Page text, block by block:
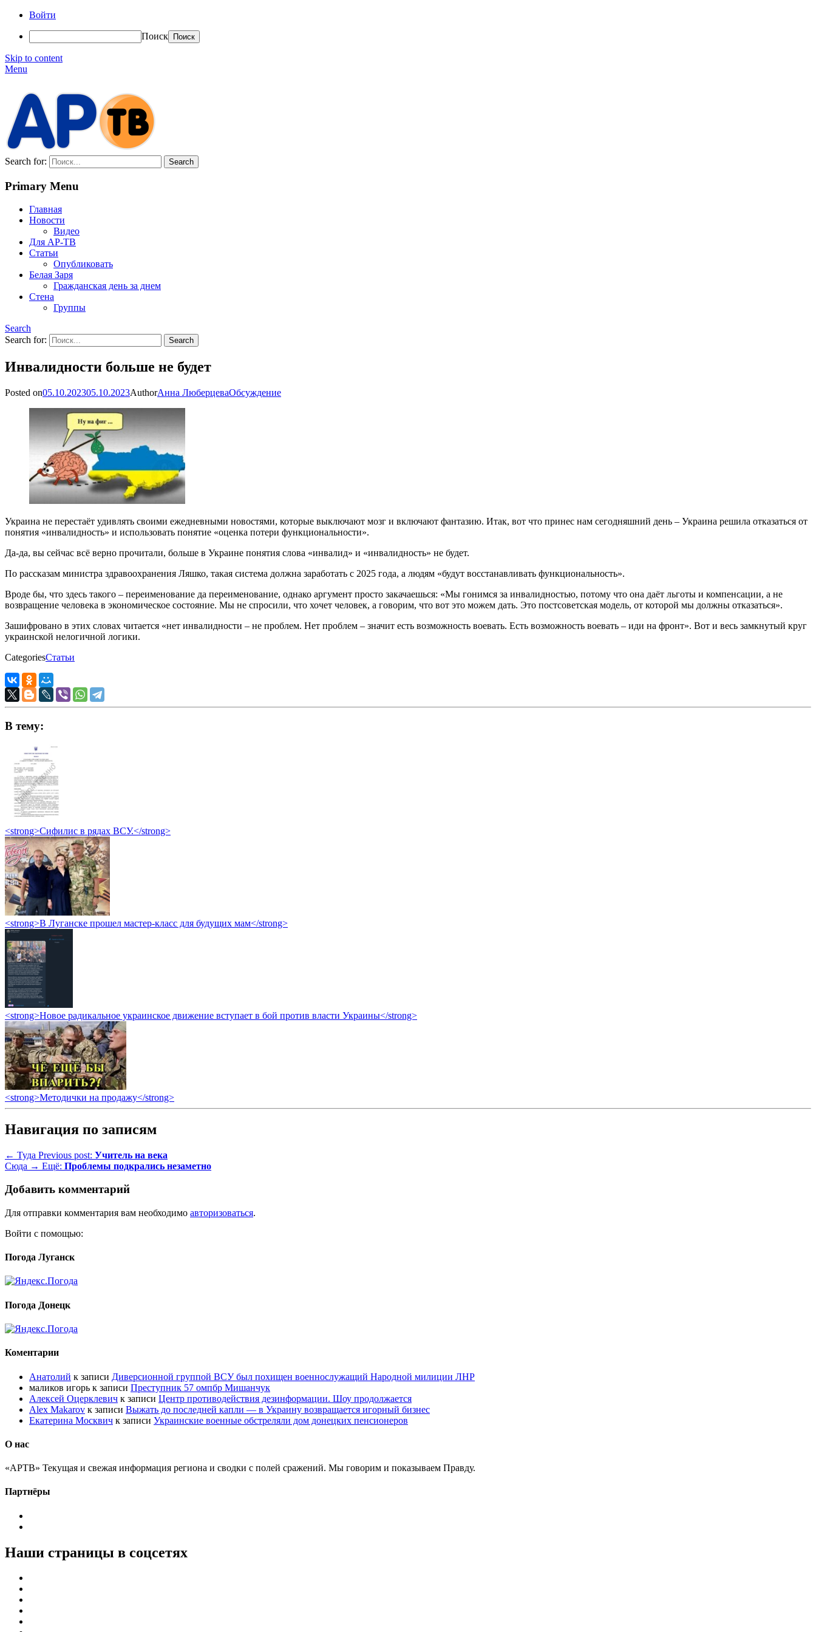
Войти
Поиск
Skip to content
Menu
Search for:
Primary Menu
Главная
Новости
Видео
Для АР-ТВ
Статьи
Опубликовать
Белая Заря
Гражданская день за днем
Стена
Группы
Search
Search for:
Инвалидности больше не будет
Posted on05.10.202305.10.2023AuthorАнна ЛюберцеваОбсуждение
Украина не перестаёт удивлять своими ежедневными новостями, которые выключают мозг и включают фантазию. Итак, вот что принес нам сегодняшний день – Украина решила отказаться от
понятия «инвалидность» и использовать понятие «оценка потери функциональности».
Да-да, вы сейчас всё верно прочитали, больше в Украине понятия слова «инвалид» и «инвалидность» не будет.
По рассказам министра здравоохранения Ляшко, такая система должна заработать с 2025 года, а людям «будут восстанавливать функциональность».
Вроде бы, что здесь такого – переименование да переименование, однако аргумент просто закачаешься: «Мы гонимся за инвалидностью, потому что она даёт льготы и компенсации, а не
возвращение человека в экономическое состояние. Мы не спросили, что хочет человек, а говорим, что вот это можем дать. Это постсоветская модель, от которой мы должны отказаться».
Зашифровано в этих словах читается «нет инвалидности – не проблем. Нет проблем – значит есть возможность воевать. Есть возможность воевать – иди на фронт». Вот и весь замкнутый круг
украинской нелогичной логики.
CategoriesСтатьи
В тему:
<strong>Сифилис в рядах ВСУ.</strong>
<strong>В Луганске прошел мастер-класс для будущих мам</strong>
<strong>Новое радикальное украинское движение вступает в бой против власти Украины</strong>
<strong>Методички на продажу</strong>
Навигация по записям
← Туда Previous post: Учитель на века
Сюда → Ещё: Проблемы подкрались незаметно
Добавить комментарий
Для отправки комментария вам необходимо авторизоваться.
Войти с помощью:
Погода Луганск
Погода Донецк
Коментарии
Анатолий к записи Диверсионной группой ВСУ был похищен военнослужащий Народной милиции ЛНР
маликов игорь к записи Преступник 57 омпбр Мишанчук
Алексей Оцерклевич к записи Центр противодействия дезинформации. Шоу продолжается
Alex Makarov к записи Выжать до последней капли — в Украину возвращается игорный бизнес
Екатерина Москвич к записи Украинские военные обстреляли дом донецких пенсионеров
О нас
«АРТВ» Текущая и свежая информация региона и сводки с полей сражений. Мы говорим и показываем Правду.
Партнёры
Наши страницы в соцсетях